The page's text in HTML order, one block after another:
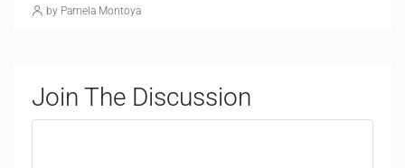
by Pamela Montoya
Join The Discussion